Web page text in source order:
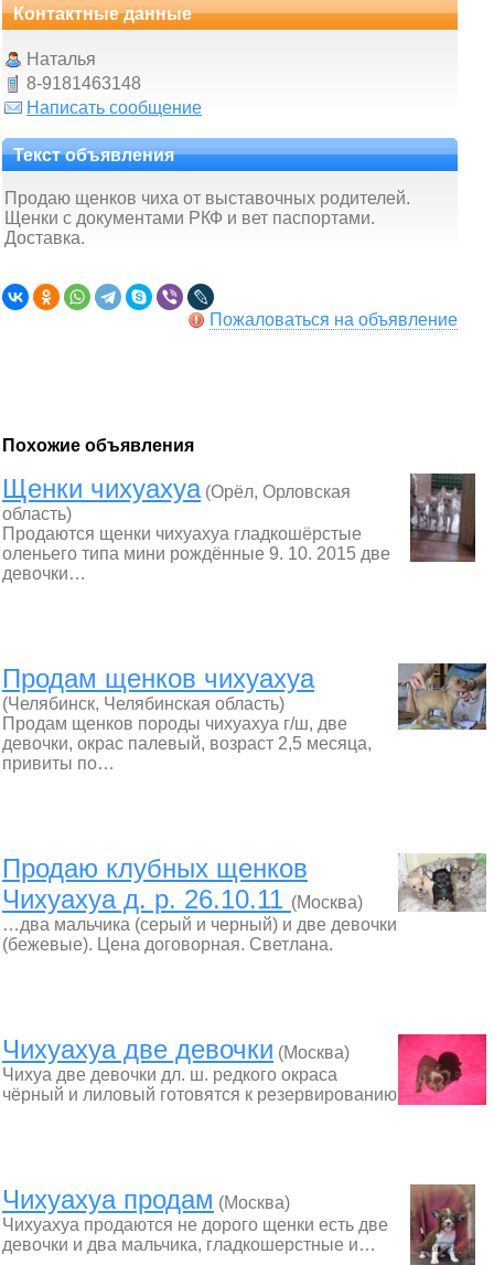
Контактные данные
Наталья
8-9181463148
Написать сообщение
Текст объявления
Продаю щенков чиха от выставочных родителей.
Щенки с документами РКФ и вет паспортами.
Доставка.
Пожаловаться на объявление
Похожие объявления
Щенки чихуахуа(Орёл, Орловская
область)
Продаются щенки чихуахуа гладкошёрстые
оленьего типа мини рождённые 9. 10. 2015 две
девочки…
Продам щенков чихуахуа
(Челябинск, Челябинская область)
Продам щенков породы чихуахуа г/ш, две
девочки, окрас палевый, возраст 2,5 месяца,
привиты по…
Продаю клубных щенков
Чихуахуа д. р. 26.10.11 (Москва)
…два мальчика (серый и черный) и две девочки
(бежевые). Цена договорная. Светлана.
Чихуахуа две девочки (Москва)
Чихуа две девочки дл. ш. редкого окраса
чёрный и лиловый готовятся к резервированию
Чихуахуа продам (Москва)
Чихуахуа продаются не дорого щенки есть две
девочки и два мальчика, гладкошерстные и…